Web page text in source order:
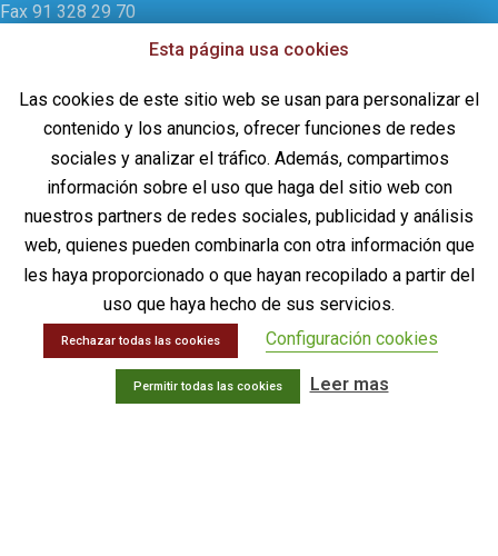
Fax 91 328 29 70
info@cd-pharma.com
Intervencionismo – Unidad del Dolor
Neuro-trauma
Cirugía general – UCI
Sustituto Óseo
Documentación DiscoGel®
INFORMACIÓN LEGAL
Política de privacidad
Esta página usa cookies
Las cookies de este sitio web se usan para personalizar el
contenido y los anuncios, ofrecer funciones de redes
sociales y analizar el tráfico. Además, compartimos
información sobre el uso que haga del sitio web con
nuestros partners de redes sociales, publicidad y análisis
web, quienes pueden combinarla con otra información que
les haya proporcionado o que hayan recopilado a partir del
uso que haya hecho de sus servicios.
Rechazar todas las cookies Configuración cookies
Permitir todas las cookies Leer mas